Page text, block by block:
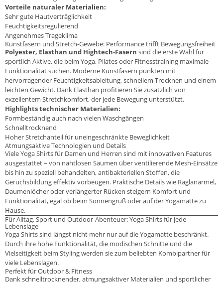
Vorteile naturaler Materialien:
Sehr gute Hautverträglichkeit
Feuchtigkeitsregulierend
Angenehmes Trageklima
Kunstfasern und Stretch-Gewebe: Performance trifft Bewegungsfreiheit
Polyester, Elasthan und Hightech-Fasern sind die erste Wahl für
sportlich Aktive, die beim Yoga, Pilates oder Fitnesstraining maximale
Funktionalität suchen. Moderne Kunstfasern punkten mit
hervorragender Feuchtigkeitsableitung, schnellem Trocknen und einem
leichten Gewicht. Dank Elasthan profitieren Sie zusätzlich von
exzellentem Stretchkomfort, der jede Bewegung unterstützt.
Highlights technischer Materialien:
Formbeständig auch nach vielen Waschgängen
Schnelltrocknend
Hoher Stretchanteil für uneingeschränkte Beweglichkeit
Atmungsaktive Technologien und Details
Viele Yoga Shirts für Damen und Herren sind mit innovativen Features
ausgestattet – von nahtlosen Säumen über ventilierende Mesh-Einsätze
bis hin zu speziell behandelten, antibakteriellen Stoffen, die
Geruchsbildung effektiv vorbeugen. Praktische Details wie Raglanärmel,
Daumenlöcher oder verlängerter Rücken steigern Komfort und
Funktionalität, egal ob beim Sonnengruß oder auf der Yogamatte zu
Hause.
Für Alltag, Sport und Outdoor-Abenteuer: Yoga Shirts für jede
Lebenslage
Yoga Shirts sind längst nicht mehr nur auf die Yogamatte beschränkt.
Durch ihre hohe Funktionalität, die modischen Schnitte und die
Vielseitigkeit beim Styling werden sie zum beliebten Kombipartner für
viele Lebenslagen.
Perfekt für Outdoor & Fitness
Dank schnelltrocknender, atmungsaktiver Materialien und sportlicher